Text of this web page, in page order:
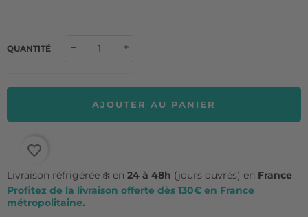
QUANTITÉ
AJOUTER AU PANIER
favorite_border
Livraison réfrigérée ❄️ en 24 à 48h (jours ouvrés) en France
Profitez de la livraison offerte dès 130€ en France
métropolitaine.